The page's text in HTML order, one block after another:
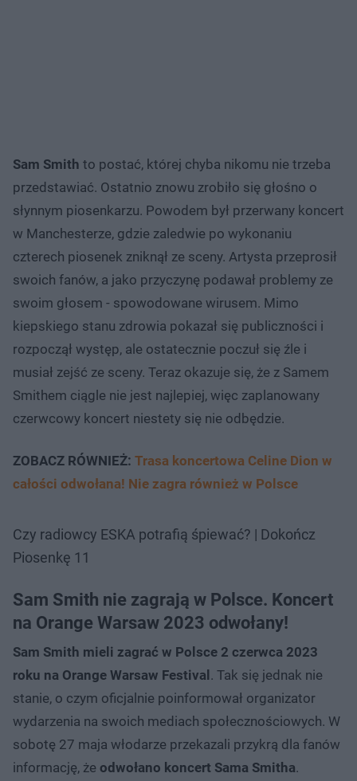
Sam Smith to postać, której chyba nikomu nie trzeba
przedstawiać. Ostatnio znowu zrobiło się głośno o
słynnym piosenkarzu. Powodem był przerwany koncert
w Manchesterze, gdzie zaledwie po wykonaniu
czterech piosenek zniknął ze sceny. Artysta przeprosił
swoich fanów, a jako przyczynę podawał problemy ze
swoim głosem - spowodowane wirusem. Mimo
kiepskiego stanu zdrowia pokazał się publiczności i
rozpoczął występ, ale ostatecznie poczuł się źle i
musiał zejść ze sceny. Teraz okazuje się, że z Samem
Smithem ciągle nie jest najlepiej, więc zaplanowany
czerwcowy koncert niestety się nie odbędzie.
ZOBACZ RÓWNIEŻ: Trasa koncertowa Celine Dion w
całości odwołana! Nie zagra również w Polsce
Czy radiowcy ESKA potrafią śpiewać? | Dokończ
Piosenkę 11
Sam Smith nie zagrają w Polsce. Koncert
na Orange Warsaw 2023 odwołany!
Sam Smith mieli zagrać w Polsce 2 czerwca 2023
roku na Orange Warsaw Festival. Tak się jednak nie
stanie, o czym oficjalnie poinformował organizator
wydarzenia na swoich mediach społecznościowych. W
sobotę 27 maja włodarze przekazali przykrą dla fanów
informację, że odwołano koncert Sama Smitha.